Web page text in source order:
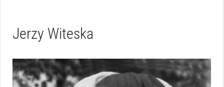
Jerzy Witeska